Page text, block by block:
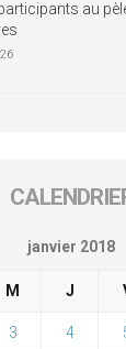
au
janvier 2018
M J
3 4